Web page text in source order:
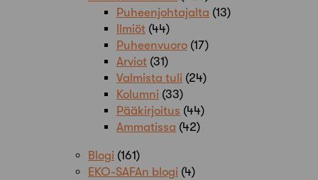
Puheenjohtajalta (13)
Ilmiöt (44)
Puheenvuoro (17)
Arviot (31)
Valmista tuli (24)
Kolumni (33)
Pääkirjoitus (44)
Ammatissa (42)
Blogi (161)
EKO-SAFAn blogi (4)